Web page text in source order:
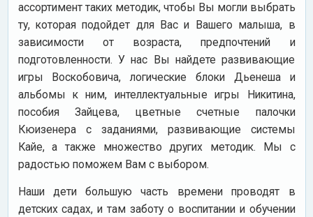
ассортимент таких методик, чтобы Вы могли выбрать
ту, которая подойдет для Вас и Вашего малыша, в
зависимости от возраста, предпочтений и
подготовленности. У нас Вы найдете развивающие
игры Воскобовича, логические блоки Дьенеша и
альбомы к ним, интеллектуальные игры Никитина,
пособия Зайцева, цветные счетные палочки
Кюизенера с заданиями, развивающие системы
Кайе, а также множество других методик. Мы с
радостью поможем Вам с выбором.
Наши дети большую часть времени проводят в
детских садах, и там заботу о воспитании и обучении